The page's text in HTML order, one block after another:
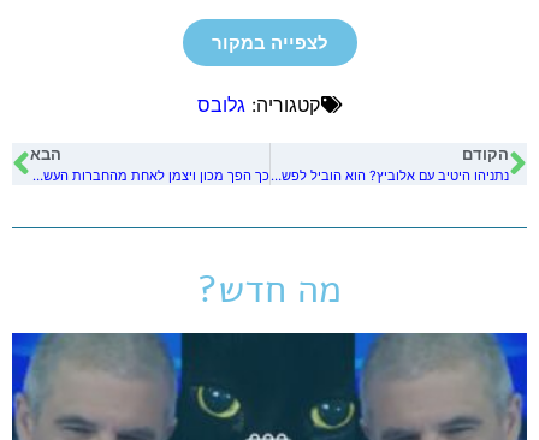
לצפייה במקור
קטגוריה:גלובס
הקודם
נתניהו היטיב עם אלוביץ? הוא הוביל לפשיטת הרגל שלו
הבא
כך הפך מכון ויצמן לאחת מהחברות העשירות במשק
מה חדש?